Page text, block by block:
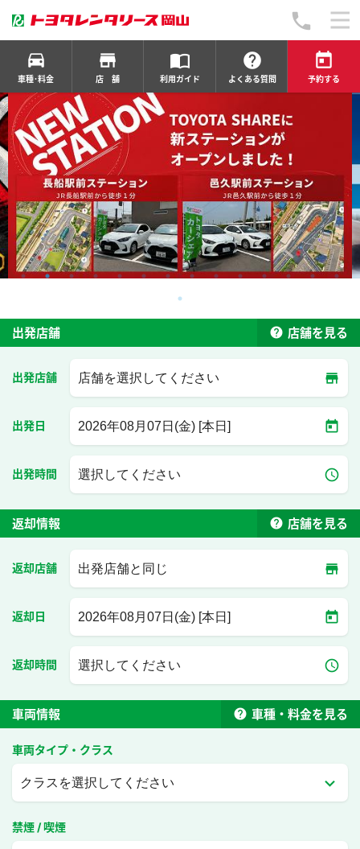
local_phone
time_to_leave
車種･料金
store
店 舗
import_contacts
利用ガイド
help
よくある質問
today
予約する
出発店舗 help 店舗を見る
出発店舗 店舗を選択してください store_mall_directory
出発日 2026年08月07日(金) [本日] today
出発時間 選択してください access_time
返却情報 help 店舗を見る
返却店舗 出発店舗と同じ store_mall_directory
返却日 2026年08月07日(金) [本日] today
返却時間 選択してください access_time
車両情報 help 車種・料金を見る
車両タイプ・クラス
クラスを選択してください keyboard_arrow_down
禁煙 / 喫煙